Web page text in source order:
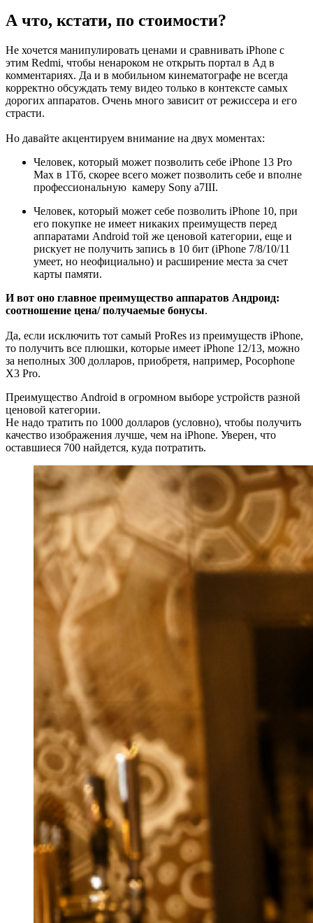
А что, кстати, по стоимости?
Не хочется манипулировать ценами и сравнивать iPhone с
этим Redmi, чтобы ненароком не открыть портал в Ад в
комментариях. Да и в мобильном кинематографе не всегда
корректно обсуждать тему видео только в контексте самых
дорогих аппаратов. Очень много зависит от режиссера и его
страсти.
Но давайте акцентируем внимание на двух моментах:
Человек, который может позволить себе iPhone 13 Pro
Max в 1Тб, скорее всего может позволить себе и вполне
профессиональную камеру Sony a7III.
Человек, который может себе позволить iPhone 10, при
его покупке не имеет никаких преимуществ перед
аппаратами Android той же ценовой категории, еще и
рискует не получить запись в 10 бит (iPhone 7/8/10/11
умеет, но неофициально) и расширение места за счет
карты памяти.
И вот оно главное преимущество аппаратов Андроид:
соотношение цена/ получаемые бонусы.
Да, если исключить тот самый ProRes из преимуществ iPhone,
то получить все плюшки, которые имеет iPhone 12/13, можно
за неполных 300 долларов, приобретя, например, Pocophone
X3 Pro.
Преимущество Android в огромном выборе устройств разной
ценовой категории.
Не надо тратить по 1000 долларов (условно), чтобы получить
качество изображения лучше, чем на iPhone. Уверен, что
оставшиеся 700 найдется, куда потратить.